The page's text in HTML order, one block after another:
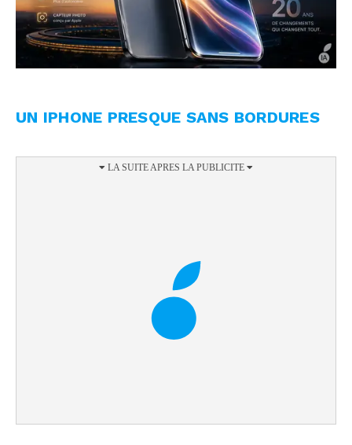
UN IPHONE PRESQUE SANS BORDURES